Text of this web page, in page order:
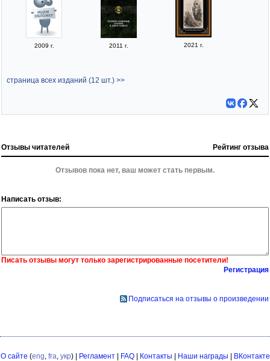
2009 г. 2011 г. 2021 г.
страница всех изданий (12 шт.) >>
Отзывы читателей Рейтинг отзыва
Отзывов пока нет, ваш может стать первым.
Написать отзыв:
Писать отзывы могут только зарегистрированные посетители!
Регистрация
Подписаться на отзывы о произведении
О сайте (eng fra укр) | Регламент| FAQ| Контакты | Наши награды | ВКонтакте